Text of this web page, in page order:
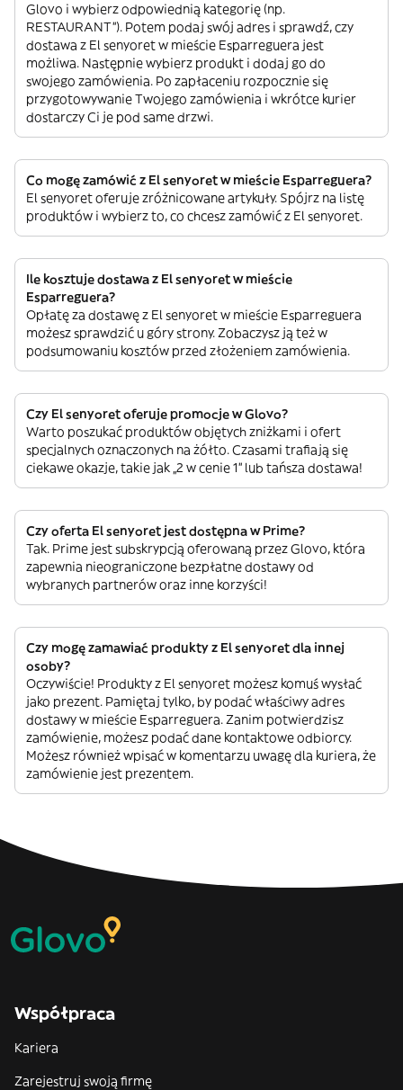
Glovo i wybierz odpowiednią kategorię (np.
RESTAURANT”). Potem podaj swój adres i sprawdź, czy
dostawa z El senyoret w mieście Esparreguera jest
możliwa. Następnie wybierz produkt i dodaj go do
swojego zamówienia. Po zapłaceniu rozpocznie się
przygotowywanie Twojego zamówienia i wkrótce kurier
dostarczy Ci je pod same drzwi.
Co mogę zamówić z El senyoret w mieście Esparreguera?
El senyoret oferuje zróżnicowane artykuły. Spójrz na listę
produktów i wybierz to, co chcesz zamówić z El senyoret.
Ile kosztuje dostawa z El senyoret w mieście
Esparreguera?
Opłatę za dostawę z El senyoret w mieście Esparreguera
możesz sprawdzić u góry strony. Zobaczysz ją też w
podsumowaniu kosztów przed złożeniem zamówienia.
Czy El senyoret oferuje promocje w Glovo?
Warto poszukać produktów objętych zniżkami i ofert
specjalnych oznaczonych na żółto. Czasami trafiają się
ciekawe okazje, takie jak „2 w cenie 1” lub tańsza dostawa!
Czy oferta El senyoret jest dostępna w Prime?
Tak. Prime jest subskrypcją oferowaną przez Glovo, która
zapewnia nieograniczone bezpłatne dostawy od
wybranych partnerów oraz inne korzyści!
Czy mogę zamawiać produkty z El senyoret dla innej
osoby?
Oczywiście! Produkty z El senyoret możesz komuś wysłać
jako prezent. Pamiętaj tylko, by podać właściwy adres
dostawy w mieście Esparreguera. Zanim potwierdzisz
zamówienie, możesz podać dane kontaktowe odbiorcy.
Możesz również wpisać w komentarzu uwagę dla kuriera, że
zamówienie jest prezentem.
Współpraca
Kariera
Zarejestruj swoją firmę